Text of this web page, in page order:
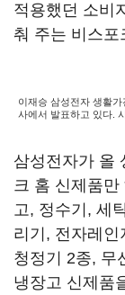
적용했던 소비
춰 주는 비스
이재승 삼성전자 생활
사에서 발표하고 있다.
삼성전자가 올
크 홈 신제품
고, 정수기, 세
리기, 전자레인
청정기 2종, 무
냉장고 신제품